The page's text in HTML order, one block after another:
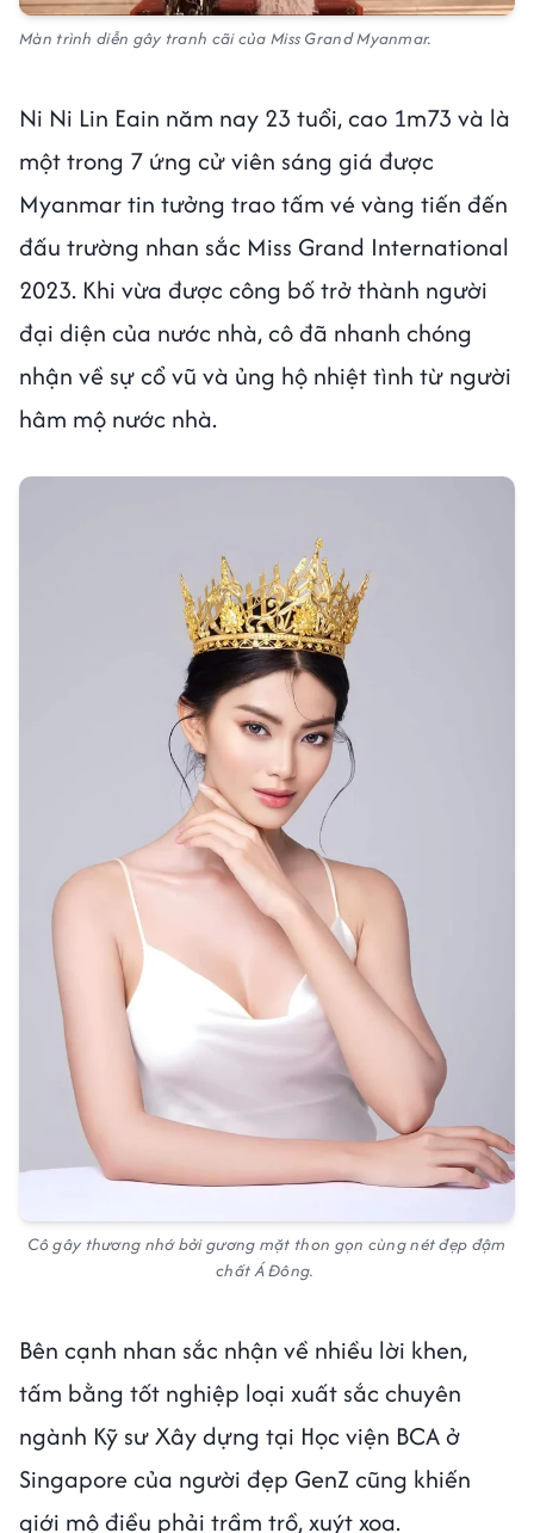
Màn trình diễn gây tranh cãi của Miss Grand Myanmar.
Ni Ni Lin Eain năm nay 23 tuổi, cao 1m73 và là
một trong 7 ứng cử viên sáng giá được
Myanmar tin tưởng trao tấm vé vàng tiến đến
đấu trường nhan sắc Miss Grand International
2023. Khi vừa được công bố trở thành người
đại diện của nước nhà, cô đã nhanh chóng
nhận về sự cổ vũ và ủng hộ nhiệt tình từ người
hâm mộ nước nhà.
Cô gây thương nhớ bởi gương mặt thon gọn cùng nét đẹp đậm
chất Á Đông.
Bên cạnh nhan sắc nhận về nhiều lời khen,
tấm bằng tốt nghiệp loại xuất sắc chuyên
ngành Kỹ sư Xây dựng tại Học viện BCA ở
Singapore của người đẹp GenZ cũng khiến
giới mộ điều phải trầm trồ, xuýt xoa.